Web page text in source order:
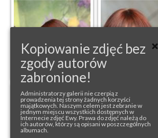
Kopiowanie zdjęć bez
zgody autorów
zabronione!
Administratorzy galerii nie czerpią z
prowadzenia tej strony żadnych korzyści
majątkowych. Naszym celem jest zebranie w
jednym miejscu wszystkich dostępnych w
Internecie zdjęć Ewy. Prawa do zdjęć należą do
ich autorów, którzy są opisani w poszczególnych
albumach.